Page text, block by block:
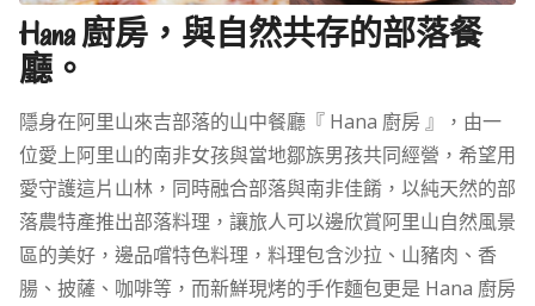
Hana 廚房，與自然共存的部落餐
廳。
隱身在阿里山來吉部落的山中餐廳『 Hana 廚房 』，由一
位愛上阿里山的南非女孩與當地鄒族男孩共同經營，希望用
愛守護這片山林，同時融合部落與南非佳餚，以純天然的部
落農特產推出部落料理，讓旅人可以邊欣賞阿里山自然風景
區的美好，邊品嚐特色料理，料理包含沙拉、山豬肉、香
腸、披薩、咖啡等，而新鮮現烤的手作麵包更是 Hana 廚房